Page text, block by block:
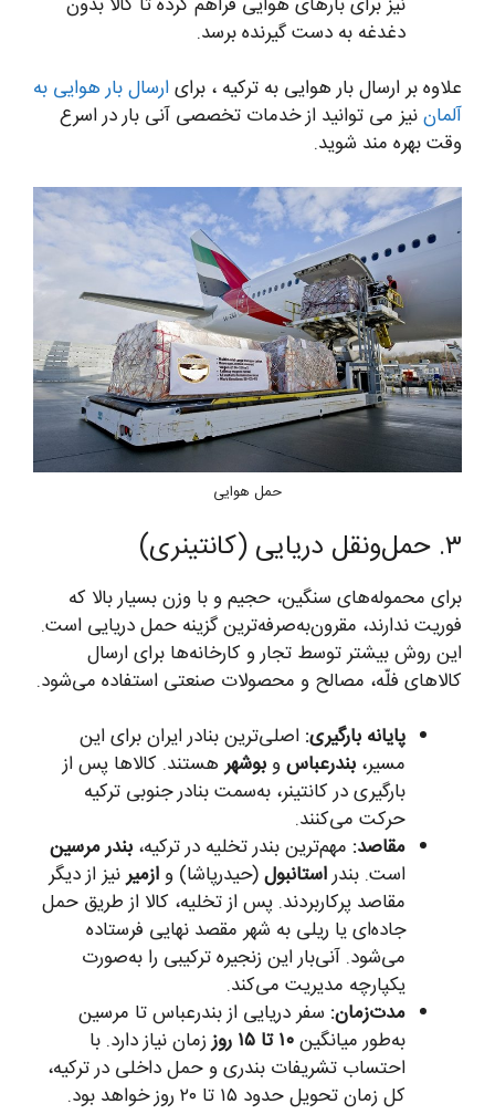
دغدغه به دست گیرنده برسد.
علاوه بر ارسال بار هوایی به ترکیه ، برایارسال بار هوایی به
آلماننیز می توانید از خدمات تخصصی آنی بار در اسرع
وقت بهره مند شوید.
حمل هوایی
۳. حمل‌ونقل دریایی (کانتینری)
برای محموله‌های سنگین، حجیم و با وزن بسیار بالا که
فوریت ندارند، مقرون‌به‌صرفه‌ترین گزینه حمل دریایی است.
این روش بیشتر توسط تجار و کارخانه‌ها برای ارسال
کالاهای فلّه، مصالح و محصولات صنعتی استفاده می‌شود.
پایانه بارگیری: اصلی‌ترین بنادر ایران برای این
مسیر، بندرعباسوبوشهرهستند. کالاها پس از
بارگیری در کانتینر، به‌سمت بنادر جنوبی ترکیه
حرکت می‌کنند.
مقاصد: مهم‌ترین بندر تخلیه در ترکیه، بندر مرسین
است. بندراستانبول(حیدرپاشا) وازمیرنیز از دیگر
مقاصد پرکاربردند. پس از تخلیه، کالا از طریق حمل
جاده‌ای یا ریلی به شهر مقصد نهایی فرستاده
می‌شود. آنی‌بار این زنجیره ترکیبی را به‌صورت
یکپارچه مدیریت می‌کند.
مدت‌زمان: سفر دریایی از بندرعباس تا مرسین
به‌طور میانگین۱۰ تا ۱۵ روز
زمان نیاز دارد. با
احتساب تشریفات بندری و حمل داخلی در ترکیه،
کل زمان تحویل حدود ۱۵ تا ۲۰ روز خواهد بود.